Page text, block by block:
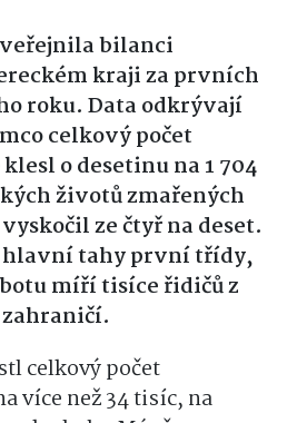
bilanci
kraji za prvních
roku. Data odkrývají
celkový počet
o desetinu na 1 704
životů zmařených
ze čtyř na deset.
hlavní tahy první třídy,
míří tisíce řidičů z
celkový počet
více než 34 tisíc, na